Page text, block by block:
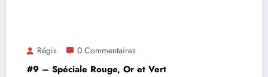
Régis 0 Commentaires
#9 – Spéciale Rouge, Or et Vert